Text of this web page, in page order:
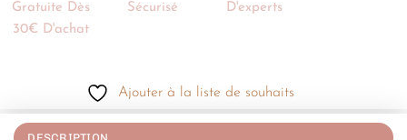
Gratuite Dès
30€ D'achat
Sécurisé
D'experts
Ajouter à la liste de souhaits